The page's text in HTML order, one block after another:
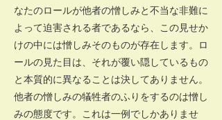
なたのロールが他者の憎しみと不当な非難に
よって迫害される者であるなら、この見せか
けの中には憎しみそのものが存在します。ロ
ールの見た目は、それが覆い隠しているもの
と本質的に異なることは決してありません。
他者の憎しみの犠牲者のふりをするのは憎し
みの態度です。これは一例でしかありませ